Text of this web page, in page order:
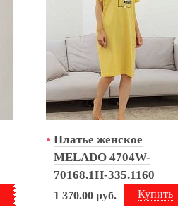
Платье женское
MELADO 4704W-
70168.1H-335.1160
Купить
1 370.00 руб.